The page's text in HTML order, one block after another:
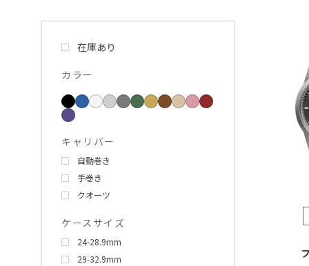
在庫あり
カラー
キャリバー
自動巻き
手巻き
クオーツ
ケースサイズ
24-28.9mm
29-32.9mm